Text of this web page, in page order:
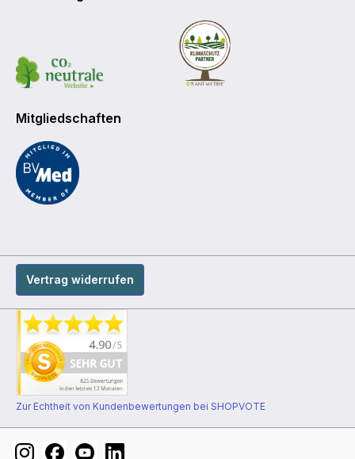
Mitgliedschaften
Vertrag widerrufen
Zur Echtheit von Kundenbewertungen bei SHOPVOTE